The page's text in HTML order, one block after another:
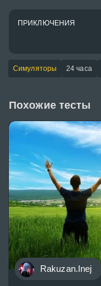
ПРИКЛЮЧЕНИЯ
Симуляторы 24 часа
Похожие тесты
Rakuzan.Inej